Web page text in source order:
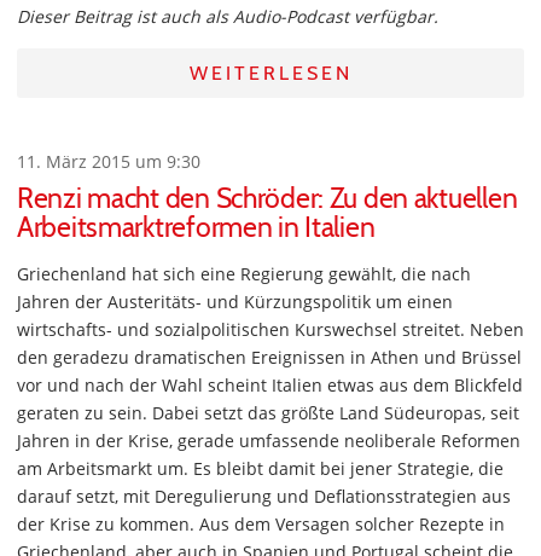
Dieser Beitrag ist auch als Audio-Podcast verfügbar.
WEITERLESEN
11. März 2015 um 9:30
Renzi macht den Schröder: Zu den aktuellen
Arbeitsmarktreformen in Italien
Griechenland hat sich eine Regierung gewählt, die nach
Jahren der Austeritäts- und Kürzungspolitik um einen
wirtschafts- und sozialpolitischen Kurswechsel streitet. Neben
den geradezu dramatischen Ereignissen in Athen und Brüssel
vor und nach der Wahl scheint Italien etwas aus dem Blickfeld
geraten zu sein. Dabei setzt das größte Land Südeuropas, seit
Jahren in der Krise, gerade umfassende neoliberale Reformen
am Arbeitsmarkt um. Es bleibt damit bei jener Strategie, die
darauf setzt, mit Deregulierung und Deflationsstrategien aus
der Krise zu kommen. Aus dem Versagen solcher Rezepte in